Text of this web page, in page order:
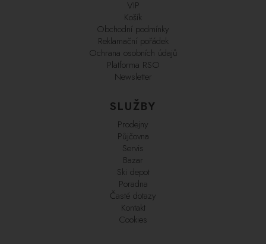
VIP
Košík
Obchodní podmínky
Reklamační pořádek
Ochrana osobních údajů
Platforma RSO
Newsletter
SLUŽBY
Prodejny
Půjčovna
Servis
Bazar
Ski depot
Poradna
Časté dotazy
Kontakt
Cookies